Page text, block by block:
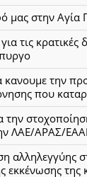
μας στην Αγία
τις κρατικές
την
που
την
ΛΑΕ/ΑΡΑΣ/
αλληλεγγύης
εκκένωσης της